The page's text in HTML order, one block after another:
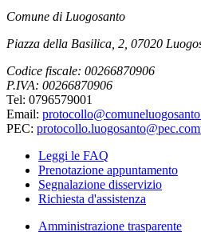
Comune di Luogosanto
Piazza della Basilica, 2, 07020
Codice fiscale: 00266870906
P.IVA: 00266870906
Tel: 0796579001
Email:
PEC:
Leggi le FAQ
Prenotazione appuntamento
Segnalazione disservizio
Richiesta d'assistenza
Amministrazione trasparente